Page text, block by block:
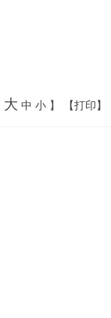
大 中 小 】 【打印】